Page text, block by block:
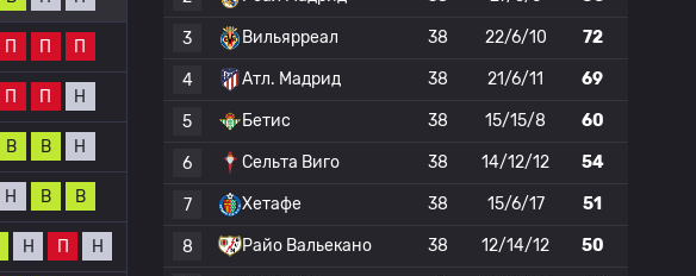
П П П
П П Н
В В Н
Н В В
Н П Н
3 Вильярреал 38 22/6/10 72
4 Атл. Мадрид 38 21/6/11 69
5 Бетис 38 15/15/8 60
6 Сельта Виго 38 14/12/12 54
7 Хетафе 38 15/6/17 51
8 Райо Вальекано 38 12/14/12 50